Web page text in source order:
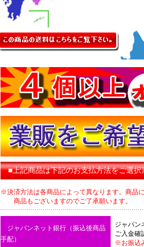
■上記商品は下記のお支払方法をご選択
※決済方法は各商品によって異なります。商品
商品もございますのでご了承願います。
ジャパンネット銀行（振込後商品
手配）
ジャパン
ご入金確
※お振込